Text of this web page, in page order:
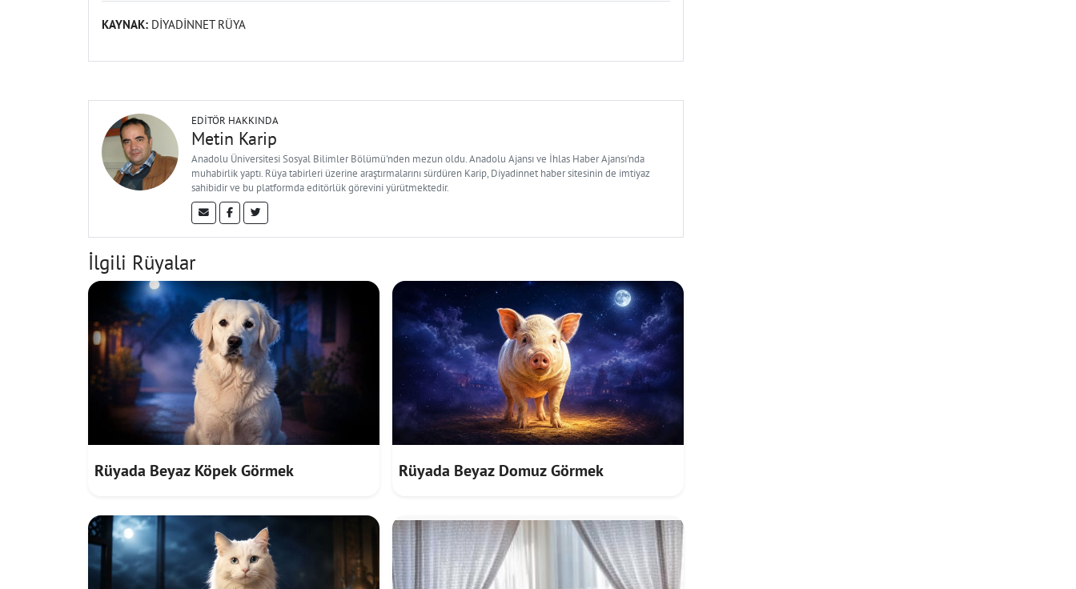
KAYNAK: DİYADİNNET RÜYA
EDITÖR HAKKINDA
Metin Karip
Anadolu Üniversitesi Sosyal Bilimler Bölümü'nden mezun oldu. Anadolu Ajansı ve İhlas Haber Ajansı'nda
muhabirlik yaptı. Rüya tabirleri üzerine araştırmalarını sürdüren Karip, Diyadinnet haber sitesinin de imtiyaz
sahibidir ve bu platformda editörlük görevini yürütmektedir.
İlgili Rüyalar
Rüyada Beyaz Köpek Görmek Rüyada Beyaz Domuz Görmek